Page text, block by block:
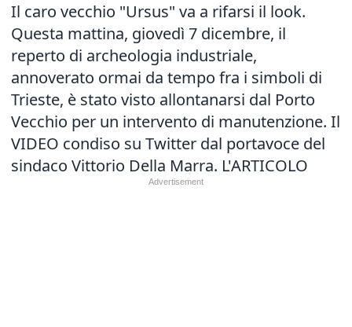
Il caro vecchio "Ursus" va a rifarsi il look.
Questa mattina, giovedì 7 dicembre, il
reperto di archeologia industriale,
annoverato ormai da tempo fra i simboli di
Trieste, è stato visto allontanarsi dal Porto
Vecchio per un intervento di manutenzione. Il
VIDEO condiso su Twitter dal portavoce del
sindaco Vittorio Della Marra. L'ARTICOLO